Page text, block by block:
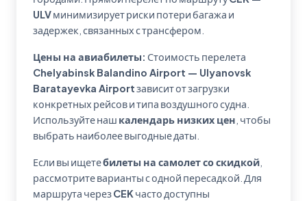
ULVминимизирует риски потери багажа и
задержек, связанных с трансфером.
Цены на авиабилеты: Стоимость перелета
Chelyabinsk Balandino Airport — Ulyanovsk
Baratayevka Airportзависит от загрузки
конкретных рейсов и типа воздушного судна.
Используйте наш календарь низких цен , чтобы
выбрать наиболее выгодные даты.
Если вы ищетебилеты на самолет со скидкой
рассмотрите варианты с одной пересадкой. Для
маршрута черезCEK часто доступны